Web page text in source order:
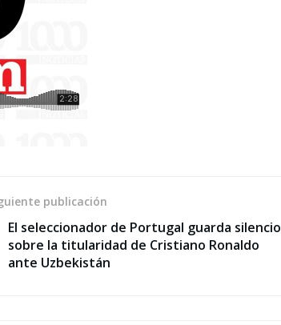
publicación
El seleccionador de Portugal guarda silencio
sobre la titularidad de Cristiano Ronaldo
ante Uzbekistán